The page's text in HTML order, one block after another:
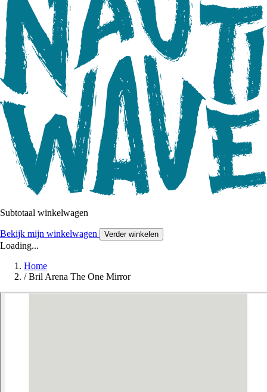
Subtotaal winkelwagen
Bekijk mijn winkelwagen Verder winkelen
Loading...
Home
/ Bril Arena The One Mirror